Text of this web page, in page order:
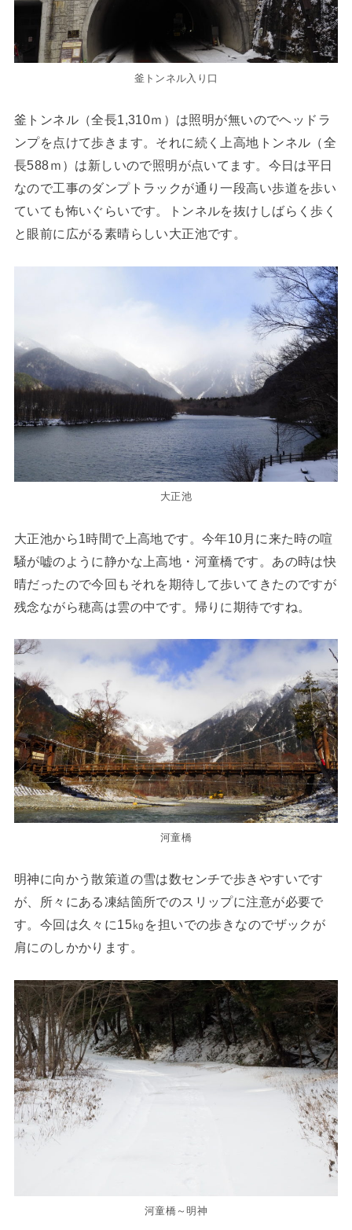
釜トンネル入り口
釜トンネル（全長1,310ｍ）は照明が無いのでヘッドラ
ンプを点けて歩きます。それに続く上高地トンネル（全
長588ｍ）は新しいので照明が点いてます。今日は平日
なので工事のダンプトラックが通り一段高い歩道を歩い
ていても怖いぐらいです。トンネルを抜けしばらく歩く
と眼前に広がる素晴らしい大正池です。
大正池
大正池から1時間で上高地です。今年10月に来た時の喧
騒が嘘のように静かな上高地・河童橋です。あの時は快
晴だったので今回もそれを期待して歩いてきたのですが
残念ながら穂高は雲の中です。帰りに期待ですね。
河童橋
明神に向かう散策道の雪は数センチで歩きやすいです
が、所々にある凍結箇所でのスリップに注意が必要で
す。今回は久々に15㎏を担いでの歩きなのでザックが
肩にのしかかります。
河童橋～明神